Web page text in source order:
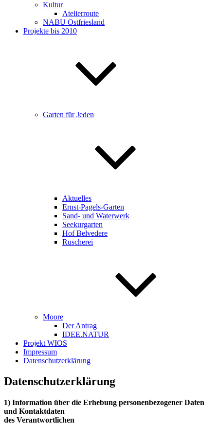
Kultur
Atelierroute
NABU Ostfriesland
Projekte bis 2010
Garten für Jeden
Aktuelles
Ernst-Pagels-Garten
Sand- und Waterwerk
Seekurgarten
Hof Belvedere
Ruscherei
Moore
Der Antrag
IDEE.NATUR
Projekt WIOS
Impressum
Datenschutzerklärung
Datenschutzerklärung
1) Information über die Erhebung personenbezogener Daten
und Kontaktdaten
des Verantwortlichen